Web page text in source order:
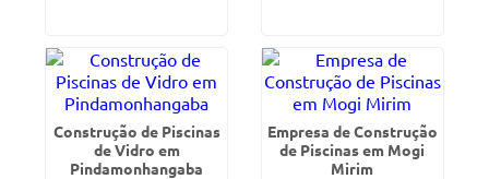
Construção de Piscinas
de Vidro em
Pindamonhangaba
Empresa de Construção
de Piscinas em Mogi
Mirim